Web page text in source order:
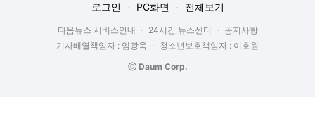
로그인 PC화면 전체보기
다음뉴스 서비스안내 24시간 뉴스센터
공지사항
기사배열책임자 : 임광욱
청소년보호책임자 : 이호원
ⓒ Daum Corp.